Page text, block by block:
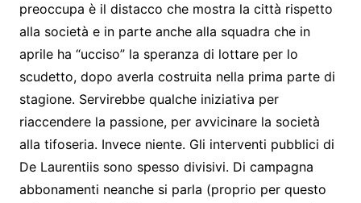
preoccupa è il distacco che mostra la città rispetto
alla società e in parte anche alla squadra che in
aprile ha “ucciso” la speranza di lottare per lo
scudetto, dopo averla costruita nella prima parte di
stagione. Servirebbe qualche iniziativa per
riaccendere la passione, per avvicinare la società
alla tifoseria. Invece niente. Gli interventi pubblici di
De Laurentiis sono spesso divisivi. Di campagna
abbonamenti neanche si parla (proprio per questo